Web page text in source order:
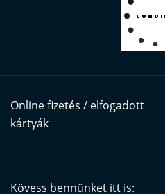
Online fizetés / elfogadott
kártyák
Kövess bennünket itt is: